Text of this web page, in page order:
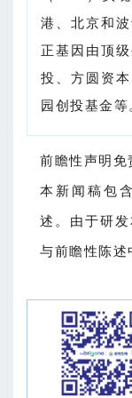
港、北京和
正基因由顶
投、方圆资
园创投基金等
前瞻性声明免
本新闻稿包
述。由于研
与前瞻性陈述